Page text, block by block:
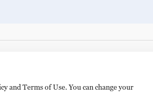
and Terms of Use. You can change your